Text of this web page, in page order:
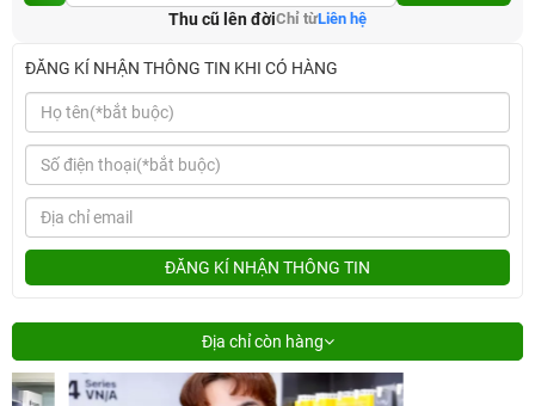
Thu cũ lên đờiChỉ từLiên hệ
ĐĂNG KÍ NHẬN THÔNG TIN KHI CÓ HÀNG
ĐĂNG KÍ NHẬN THÔNG TIN
Địa chỉ còn hàng